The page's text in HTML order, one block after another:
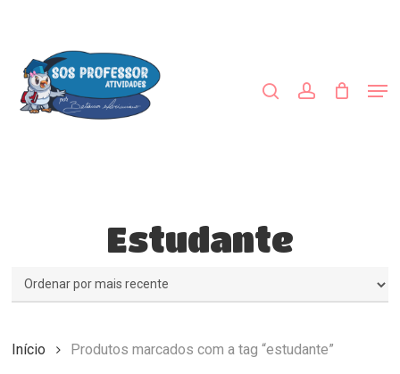
content
Estudante
Início Produtos marcados com a tag “estudante”